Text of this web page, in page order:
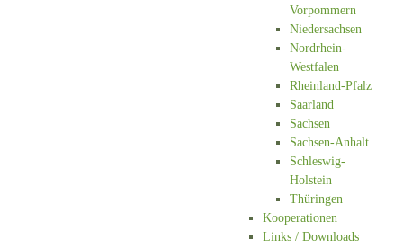
Vorpommern
Niedersachsen
Nordrhein-
Westfalen
Rheinland-Pfalz
Saarland
Sachsen
Sachsen-Anhalt
Schleswig-
Holstein
Thüringen
Kooperationen
Links / Downloads